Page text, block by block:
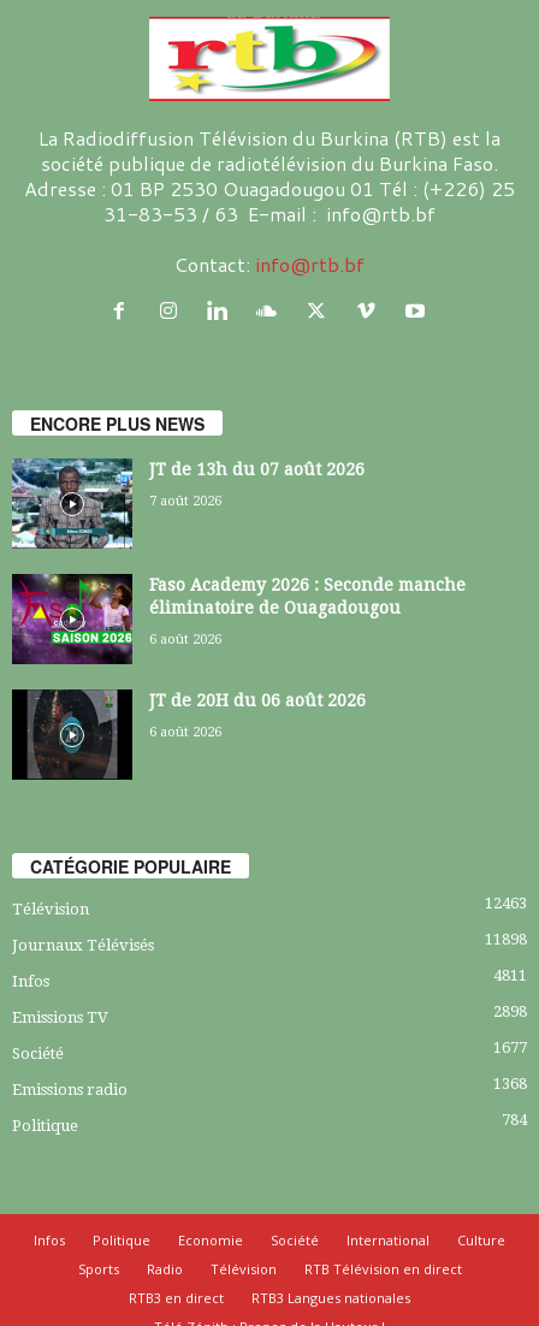
La Radiodiffusion Télévision du Burkina (RTB) est la
société publique de radiotélévision du Burkina Faso.
Adresse : 01 BP 2530 Ouagadougou 01 Tél : (+226) 25
31-83-53 / 63 E-mail : info@rtb.bf
Contact: info@rtb.bf
ENCORE PLUS NEWS
JT de 13h du 07 août 2026
7 août 2026
Faso Academy 2026 : Seconde manche
éliminatoire de Ouagadougou
6 août 2026
JT de 20H du 06 août 2026
6 août 2026
CATÉGORIE POPULAIRE
Télévision 12463
Journaux Télévisés 11898
Infos 4811
Emissions TV 2898
Société 1677
Emissions radio 1368
Politique 784
Infos Politique Economie Société International
Culture
Sports
Radio Télévision
RTB Télévision en direct
RTB3 en direct
RTB3 Langues nationales